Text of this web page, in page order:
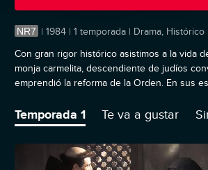
NR7 | 1984 | 1 temporada | Drama, Histórico
Con gran rigor histórico asistimos a la vida
monja carmelita, descendiente de judíos
emprendió la reforma de la Orden. En sus
Temporada 1 Te va a gustar